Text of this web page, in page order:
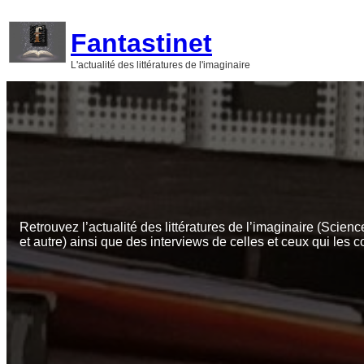
contenu
Fantastinet
L'actualité des littératures de l'imaginaire
Retrouvez l’actualité des littératures de l’imaginaire
et autre) ainsi que des interviews de celles et ceux qui les